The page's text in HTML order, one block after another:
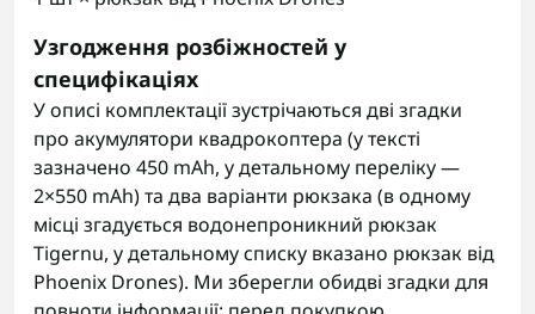
Узгодження розбіжностей у
специфікаціях
У описі комплектації зустрічаються дві згадки
про акумулятори квадрокоптера (у тексті
зазначено 450 mAh, у детальному переліку —
2×550 mAh) та два варіанти рюкзака (в одному
місці згадується водонепроникний рюкзак
Tigernu, у детальному списку вказано рюкзак від
Phoenix Drones). Ми зберегли обидві згадки для